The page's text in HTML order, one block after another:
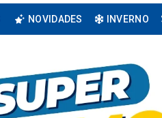
NOVIDADES INVERNO